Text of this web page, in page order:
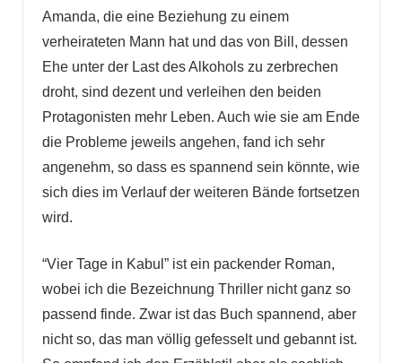
Amanda, die eine Beziehung zu einem
verheirateten Mann hat und das von Bill, dessen
Ehe unter der Last des Alkohols zu zerbrechen
droht, sind dezent und verleihen den beiden
Protagonisten mehr Leben. Auch wie sie am Ende
die Probleme jeweils angehen, fand ich sehr
angenehm, so dass es spannend sein könnte, wie
sich dies im Verlauf der weiteren Bände fortsetzen
wird.
“Vier Tage in Kabul” ist ein packender Roman,
wobei ich die Bezeichnung Thriller nicht ganz so
passend finde. Zwar ist das Buch spannend, aber
nicht so, das man völlig gefesselt und gebannt ist.